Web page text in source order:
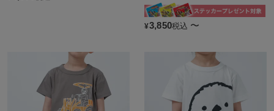
¥3,850税込 〜